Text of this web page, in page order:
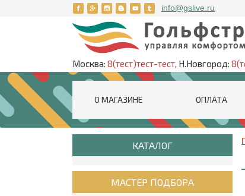
info@gslive.ru
Москва: 8(тест)тест-тест, Н.Новгород:
О МАГАЗИНЕ ОПЛАТА
КАТАЛОГ
МАСТЕР ПОДБОРА